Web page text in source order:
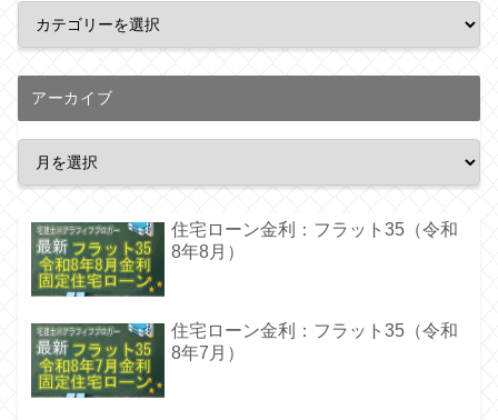
アーカイブ
住宅ローン金利：フラット35（令和
8年8月）
住宅ローン金利：フラット35（令和
8年7月）